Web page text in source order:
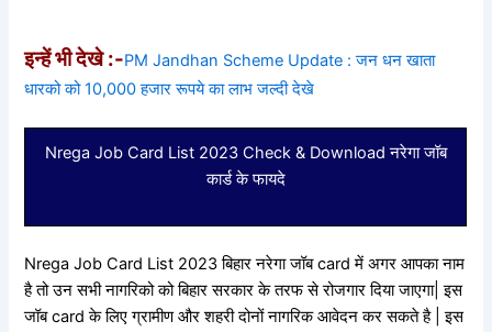
इन्हें भी देखे :-PM Jandhan Scheme Update : जन धन खाता
धारको को 10,000 हजार रूपये का लाभ जल्दी देखे
Nrega Job Card List 2023 Check & Download नरेगा जॉब
कार्ड के फायदे
Nrega Job Card List 2023 बिहार नरेगा जॉब card में अगर आपका नाम
है तो उन सभी नागरिको को बिहार सरकार के तरफ से रोजगार दिया जाएगा|इस
जॉब card के लिए ग्रामीण और शहरी दोनों नागरिक आवेदन कर सकते है |इस